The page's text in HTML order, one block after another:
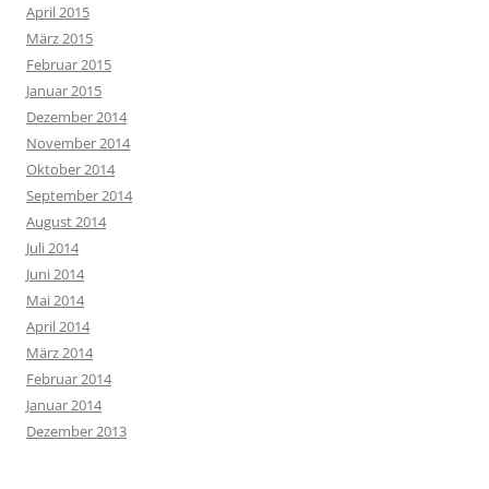
April 2015
März 2015
Februar 2015
Januar 2015
Dezember 2014
November 2014
Oktober 2014
September 2014
August 2014
Juli 2014
Juni 2014
Mai 2014
April 2014
März 2014
Februar 2014
Januar 2014
Dezember 2013